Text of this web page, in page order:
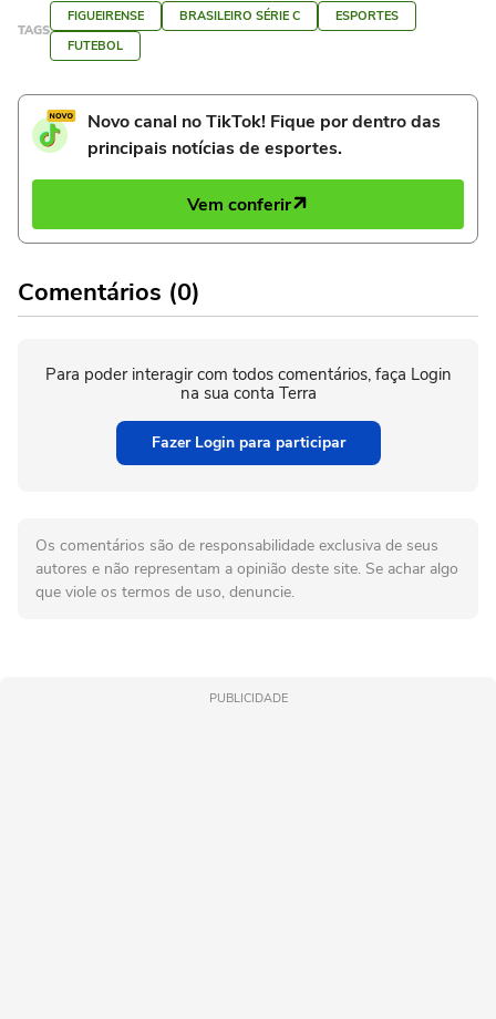
TAGS
FIGUEIRENSE BRASILEIRO SÉRIE C
ESPORTES
FUTEBOL
Novo canal no TikTok! Fique por dentro das
principais notícias de esportes.
Vem conferir
Comentários (0)
Para poder interagir com todos comentários, faça Login
na sua conta Terra
Fazer Login para participar
Os comentários são de responsabilidade exclusiva de seus
autores e não representam a opinião deste site. Se achar algo
que viole os termos de uso, denuncie.
PUBLICIDADE